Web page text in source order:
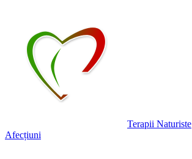
Terapii Naturiste
Afecțiuni